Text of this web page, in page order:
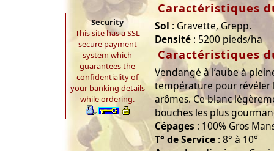
Security
This site has a SSL
secure payment
system which
guarantees the
confidentiality of
your banking details
while ordering.
Caractéristiques
Sol : Gravette, Grepp.
Densité : 5200 pieds/ha
Caractéristiques
Vendangé à l’aube à
température pour
arômes. Ce blanc
bouches les plus
Cépages : 100% Gros
T° de Service : 8° à 10°